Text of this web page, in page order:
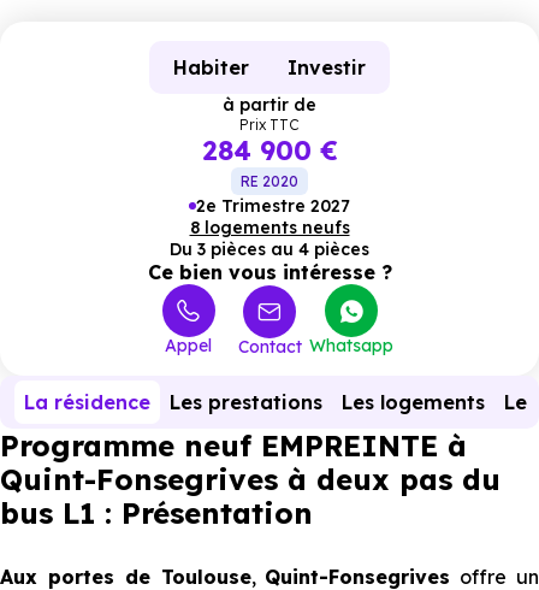
Habiter Investir
à partir de
Prix TTC
284 900 €
RE 2020
2e Trimestre 2027
8 logements neufs
Du 3 pièces au 4 pièces
Ce bien vous intéresse ?
Appel Contact Whatsapp
La résidence Les prestations Les logements Le
Programme neuf EMPREINTE à
Quint-Fonsegrives à deux pas du
bus L1 : Présentation
Aux portes de Toulouse, Quint-Fonsegrives offre un